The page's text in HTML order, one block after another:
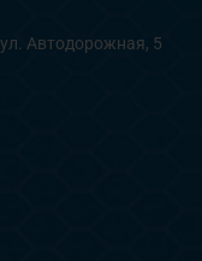
Автодорожная, 5